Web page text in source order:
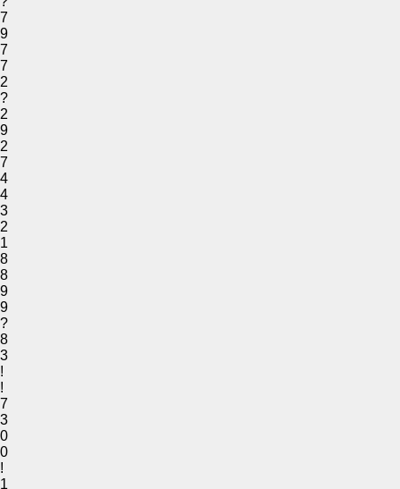
7
9
7
7
2
?
2
9
2
7
4
4
3
2
1
8
8
9
9
?
8
3
!
!
7
3
0
0
!
1